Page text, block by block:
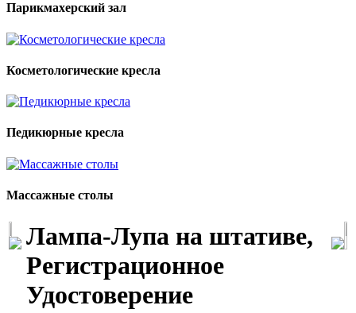
Парикмахерский зал
Косметологические кресла
Педикюрные кресла
Массажные столы
Лампа-Лупа на штативе,
Регистрационное
Удостоверение